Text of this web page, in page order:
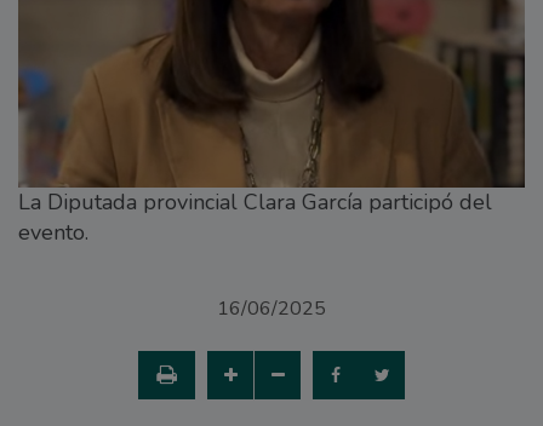
La Diputada provincial Clara García participó del
evento.
16/06/2025